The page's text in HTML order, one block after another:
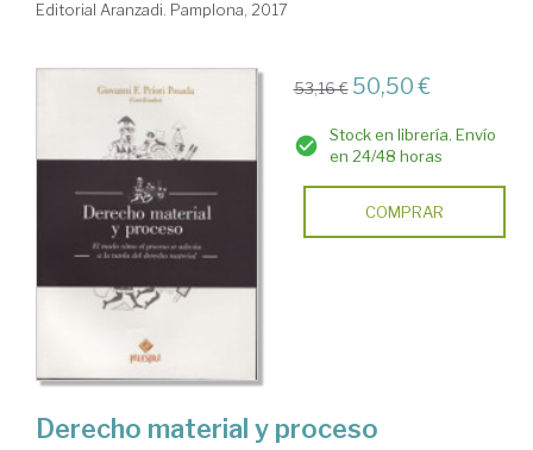
Editorial Aranzadi. Pamplona, 2017
53,16 € 50,50 €
Stock en librería. Envío
en 24/48 horas
COMPRAR
Derecho material y proceso